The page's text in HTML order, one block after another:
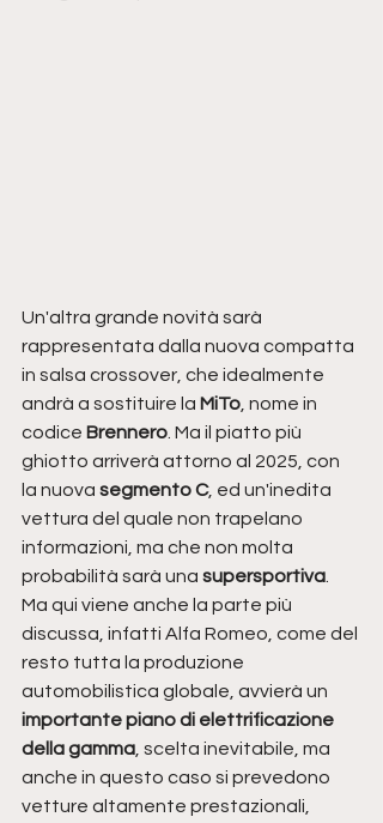
Un'altra grande novità sarà
rappresentata dalla nuova compatta
in salsa crossover, che idealmente
andrà a sostituire la MiTo , nome in
codice Brennero . Ma il piatto più
ghiotto arriverà attorno al 2025, con
la nuova segmento C, ed un'inedita
vettura del quale non trapelano
informazioni, ma che non molta
probabilità sarà una supersportiva
Ma qui viene anche la parte più
discussa, infatti Alfa Romeo, come del
resto tutta la produzione
automobilistica globale, avvierà un
importante piano di elettrificazione
della gamma , scelta inevitabile, ma
anche in questo caso si prevedono
vetture altamente prestazionali,